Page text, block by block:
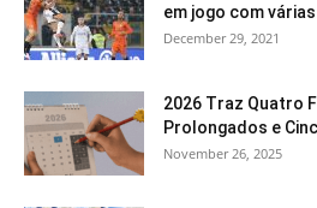
em jogo com
December 29, 2021
2026 Traz Quatro
Prolongados e
November 26, 2025